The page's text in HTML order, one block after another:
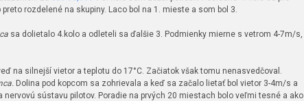
rozdelené na skupiny. Laco bol na 1. mieste a som bol 3.
sa dolietalo 4.kolo a odleteli sa ďalšie 3. Podmienky mierne s vetrom 4-7m/s,
na silnejší vietor a teplotu do 17°C. Začiatok však tomu nenasvedčoval.
Dolina pod kopcom sa zohrievala a keď sa začalo lietať bol vietor 3-4m/s a
nervovú sústavu pilotov. Poradie na prvých 20 miestach bolo veľmi tesné a ako